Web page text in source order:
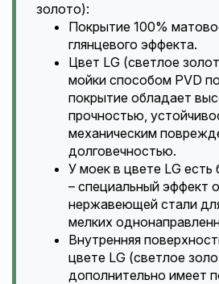
золото):
Покрытие 100%
глянцевого эффекта.
Цвет LG (светлое
мойки способом PVD
покрытие обладает
прочностью,
механическим
долговечностью.
У моек в цвете LG
– специальный эффект
нержавеющей стали
мелких
Внутренняя
цвете LG (светлое
дополнительно имеет